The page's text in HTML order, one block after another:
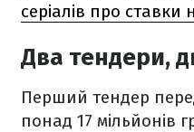
серіалів про ставки
Два тендери,
Перший тендер
понад 17 мільйонів